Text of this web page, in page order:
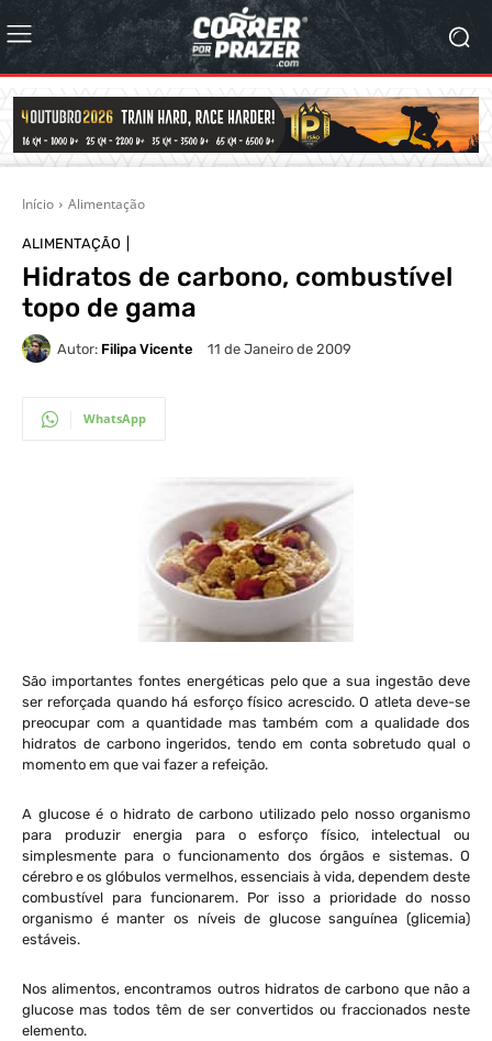
Início Alimentação
ALIMENTAÇÃO
Hidratos de carbono, combustível
topo de gama
Autor: Filipa Vicente 11 de Janeiro de 2009
WhatsApp
São importantes fontes energéticas pelo que a sua ingestão deve
ser reforçada quando há esforço físico acrescido. O atleta deve-se
preocupar com a quantidade mas também com a qualidade dos
hidratos de carbono ingeridos, tendo em conta sobretudo qual o
momento em que vai fazer a refeição.
A glucose é o hidrato de carbono utilizado pelo nosso organismo
para produzir energia para o esforço físico, intelectual ou
simplesmente para o funcionamento dos órgãos e sistemas. O
cérebro e os glóbulos vermelhos, essenciais à vida, dependem deste
combustível para funcionarem. Por isso a prioridade do nosso
organismo é manter os níveis de glucose sanguínea (glicemia)
estáveis.
Nos alimentos, encontramos outros hidratos de carbono que não a
glucose mas todos têm de ser convertidos ou fraccionados neste
elemento.